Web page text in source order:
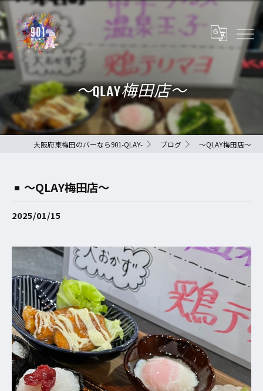
〜QLAY梅田店〜
大阪府東梅田のバーなら901-QLAY- ブログ 〜QLAY梅田店〜
〜QLAY梅田店〜
2025/01/15